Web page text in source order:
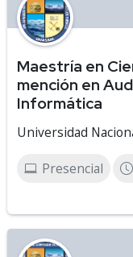
Maestría en
mención en
Informática
Universidad
Presencial